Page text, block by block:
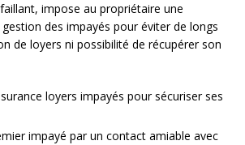
impose au propriétaire une
des impayés pour éviter de longs
de loyers ni possibilité de récupérer son
loyers impayés pour sécuriser ses
impayé par un contact amiable avec